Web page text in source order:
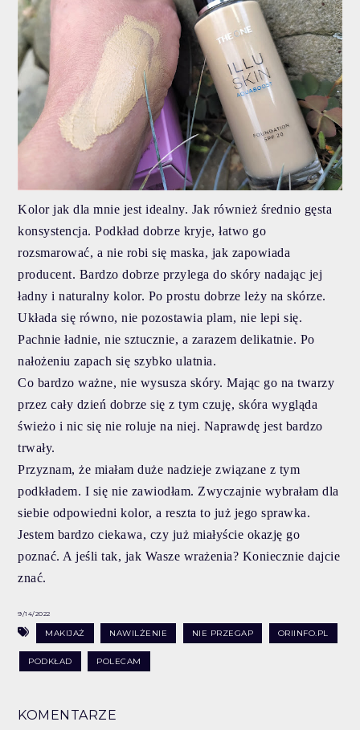
Kolor jak dla mnie jest idealny. Jak również średnio gęsta
konsystencja. Podkład dobrze kryje, łatwo go
rozsmarować, a nie robi się maska, jak zapowiada
producent. Bardzo dobrze przylega do skóry nadając jej
ładny i naturalny kolor. Po prostu dobrze leży na skórze.
Układa się równo, nie pozostawia plam, nie lepi się.
Pachnie ładnie, nie sztucznie, a zarazem delikatnie. Po
nałożeniu zapach się szybko ulatnia.
Co bardzo ważne, nie wysusza skóry. Mając go na twarzy
przez cały dzień dobrze się z tym czuję, skóra wygląda
świeżo i nic się nie roluje na niej. Naprawdę jest bardzo
trwały.
Przyznam, że miałam duże nadzieje związane z tym
podkładem. I się nie zawiodłam. Zwyczajnie wybrałam dla
siebie odpowiedni kolor, a reszta to już jego sprawka.
Jestem bardzo ciekawa, czy już miałyście okazję go
poznać. A jeśli tak, jak Wasze wrażenia? Koniecznie dajcie
znać.
9/14/2022
MAKIJAŻ NAWILŻENIE NIE PRZEGAP ORIINFO.PL
PODKŁAD POLECAM
KOMENTARZE